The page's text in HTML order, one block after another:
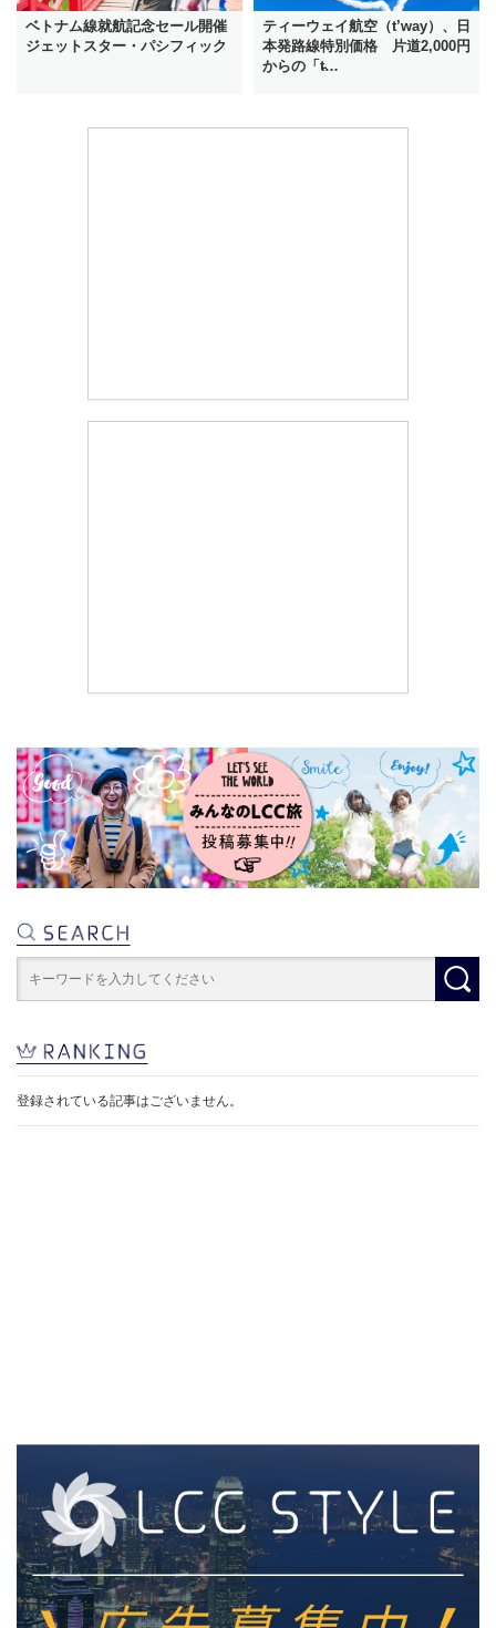
ベトナム線就航記念セール開催
ジェットスター・パシフィック
ティーウェイ航空（t’way）、日
本発路線特別価格 片道2,000円
からの「t̵…
登録されている記事はございません。